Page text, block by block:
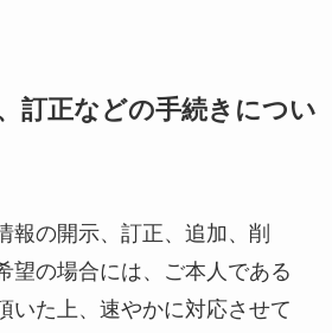
訂正などの手続きについ
報の開示、訂正、追加、削
望の場合には、ご本人である
いた上、速やかに対応させて